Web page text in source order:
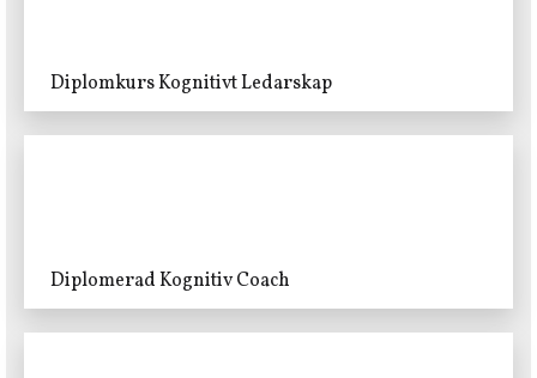
Diplomkurs Kognitivt Ledarskap
Diplomerad Kognitiv Coach